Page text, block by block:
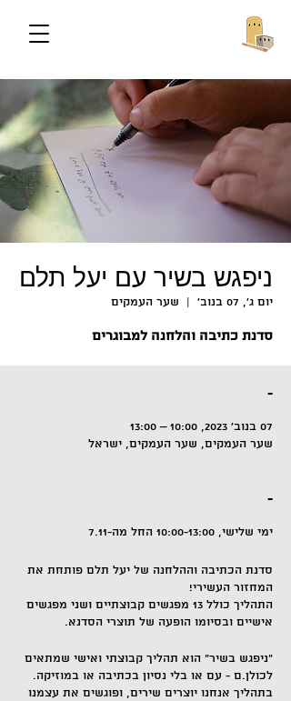
ניפגש בשיר עם יעל תלם
יום ג׳, 07 בנוב׳
  |
שער העמקים
סדנת כתיבה והלחנה למבוגרים
-
07 בנוב׳ 2023, 10:00 – 13:00
שער העמקים, שער העמקים, ישראל
-
ימי שלישי, 10:00-13:00 החל מה-7.11
סדנת הכתיבה וההלחנה של יעל תלם פותחת את
המחזור העשירי!
התהליך כולל 13 מפגשים קבוצתיים ושני מפגשים
אישיים ובסיומו הופעה של תוצרי הסדנא.
"ניפגש בשיר" הוא תהליך קבוצתי ואישי שמתאים
לכולן.ם - עם או בלי נסיון בכתיבה או במוזיקה.
בתהליך אנחנו יוצרים שירים, ופוגשים את עצמנו